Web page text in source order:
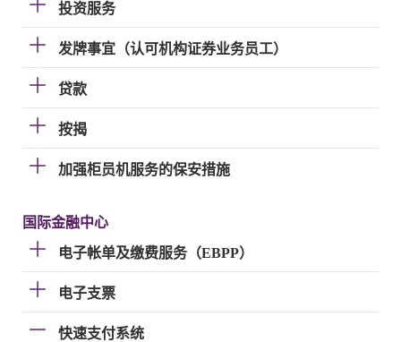
投资服务
发牌事宜（认可机构证券业务员工）
贷款
按揭
加强柜员机服务的保安措施
国际金融中心
电子帐单及缴费服务（EBPP）
电子支票
快速支付系统